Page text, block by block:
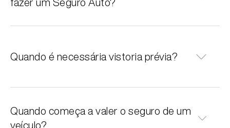
rastreador, bloqueador ou localizador.
CPF
constam informações como bônus,
seguradora anterior e vigência.
Quando é necessária vistoria prévia?
A vistoria é exigida por algumas seguradoras
para verificar a existência e o estado do veículo
Quando começa a valer o seguro de um
veículo?